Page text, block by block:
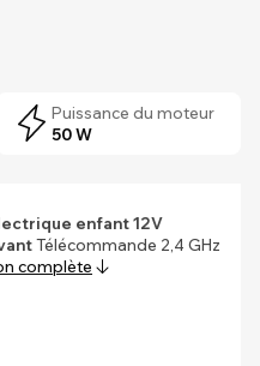
Puissance du moteur
50 W
enfant 12V
Télécommande 2,4 GHz
complète